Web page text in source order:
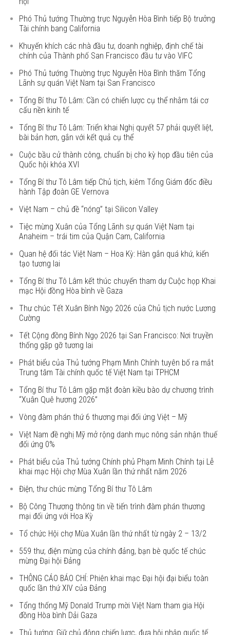
Phó Thủ tướng Thường trực Nguyễn Hòa Bình tiếp Bộ trưởng
Tài chính bang California
Khuyến khích các nhà đầu tư, doanh nghiệp, định chế tài
chính của Thành phố San Francisco đầu tư vào VIFC
Phó Thủ tướng Thường trực Nguyễn Hòa Bình thăm Tổng
Lãnh sự quán Việt Nam tại San Francisco
Tổng Bí thư Tô Lâm: Cần có chiến lược cụ thể nhằm tái cơ
cấu nền kinh tế
Tổng Bí thư Tô Lâm: Triển khai Nghị quyết 57 phải quyết liệt,
bài bản hơn, gắn với kết quả cụ thể
Cuộc bầu cử thành công, chuẩn bị cho kỳ họp đầu tiên của
Quốc hội khóa XVI
Tổng Bí thư Tô Lâm tiếp Chủ tịch, kiêm Tổng Giám đốc điều
hành Tập đoàn GE Vernova
Việt Nam – chủ đề “nóng” tại Silicon Valley
Tiệc mừng Xuân của Tổng Lãnh sự quán Việt Nam tại
Anaheim – trái tim của Quận Cam, California
Quan hệ đối tác Việt Nam – Hoa Kỳ: Hàn gắn quá khứ, kiến
tạo tương lai
Tổng Bí thư Tô Lâm kết thúc chuyến tham dự Cuộc họp Khai
mạc Hội đồng Hòa bình về Gaza
Thư chúc Tết Xuân Bính Ngọ 2026 của Chủ tịch nước Lương
Cường
Tết Cộng đồng Bính Ngọ 2026 tại San Francisco: Nơi truyền
thống gặp gỡ tương lai
Phát biểu của Thủ tướng Phạm Minh Chính tuyên bố ra mắt
Trung tâm Tài chính quốc tế Việt Nam tại TPHCM
Tổng Bí thư Tô Lâm gặp mặt đoàn kiều bào dự chương trình
“Xuân Quê hương 2026”
Vòng đàm phán thứ 6 thương mại đối ứng Việt – Mỹ
Việt Nam đề nghị Mỹ mở rộng danh mục nông sản nhận thuế
đối ứng 0%
Phát biểu của Thủ tướng Chính phủ Phạm Minh Chính tại Lễ
khai mạc Hội chợ Mùa Xuân lần thứ nhất năm 2026
Điện, thư chúc mừng Tổng Bí thư Tô Lâm
Bộ Công Thương thông tin về tiến trình đàm phán thương
mại đối ứng với Hoa Kỳ
Tổ chức Hội chợ Mùa Xuân lần thứ nhất từ ngày 2 – 13/2
559 thư, điện mừng của chính đảng, bạn bè quốc tế chúc
mừng Đại hội Đảng
THÔNG CÁO BÁO CHÍ: Phiên khai mạc Đại hội đại biểu toàn
quốc lần thứ XIV của Đảng
Tổng thống Mỹ Donald Trump mời Việt Nam tham gia Hội
đồng Hòa bình Dải Gaza
Thủ tướng: Giữ chủ động chiến lược, đưa hội nhập quốc tế